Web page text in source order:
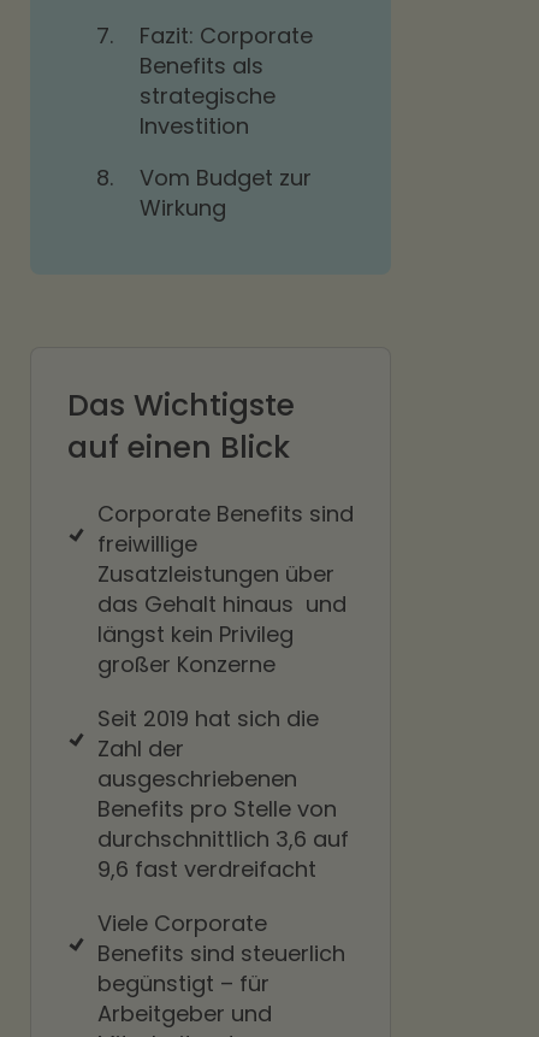
7.
Fazit: Corporate
Benefits als
strategische
Investition
8.
Vom Budget zur
Wirkung
Das Wichtigste
auf einen Blick
Corporate Benefits sind
freiwillige
Zusatzleistungen über
das Gehalt hinaus und
längst kein Privileg
großer Konzerne
Seit 2019 hat sich die
Zahl der
ausgeschriebenen
Benefits pro Stelle von
durchschnittlich 3,6 auf
9,6 fast verdreifacht
Viele Corporate
Benefits sind steuerlich
begünstigt – für
Arbeitgeber und